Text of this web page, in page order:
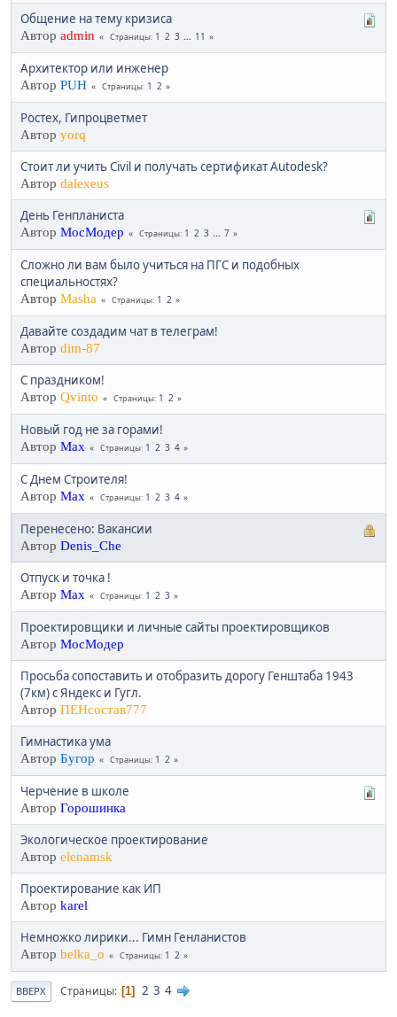
Общение на тему кризиса
Автор admin Страницы 1 2 3 ... 11
Архитектор или инженер
Автор PUH Страницы 1 2
Ростех, Гипроцветмет
Автор yorq
Стоит ли учить Civil и получать сертификат Autodesk?
Автор dalexeus
День Генпланиста
Автор МосМодер Страницы 1 2 3 ... 7
Сложно ли вам было учиться на ПГС и подобных
специальностях?
Автор Masha Страницы 1 2
Давайте создадим чат в телеграм!
Автор dim-87
С праздником!
Автор Qvinto Страницы 1 2
Новый год не за горами!
Автор Max Страницы 1 2 3 4
С Днем Строителя!
Автор Max Страницы 1 2 3 4
Перенесено: Вакансии
Автор Denis_Che
Отпуск и точка !
Автор Max Страницы 1 2 3
Проектировщики и личные сайты проектировщиков
Автор МосМодер
Просьба сопоставить и отобразить дорогу Генштаба 1943
(7км) с Яндекс и Гугл.
Автор ПЕНсостав777
Гимнастика ума
Автор Бугор Страницы 1 2
Черчение в школе
Автор Горошинка
Экологическое проектирование
Автор elenamsk
Проектирование как ИП
Автор karel
Немножко лирики... Гимн Генланистов
Автор belka_o Страницы 1 2
ВВЕРХ Страницы 1 2 3 4